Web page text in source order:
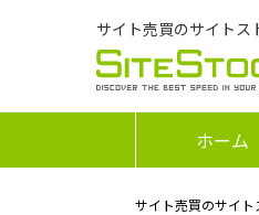
サイト売買のサイト
ホーム
サイト売買のサイト